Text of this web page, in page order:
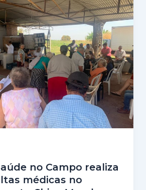
no Campo realiza
médicas no